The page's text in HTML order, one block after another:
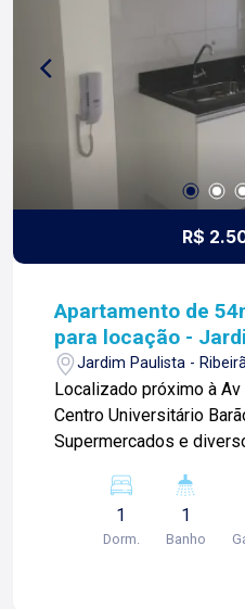
R$
Apartamento de
para locação -
Jardim Paulista -
Localizado próximo à
Centro Universitário
Supermercados e
quarto; -Banheiro social;
vaga de garagem; Para mais informações e
agendar visita, entre em
1
Dorm.
1
Banho